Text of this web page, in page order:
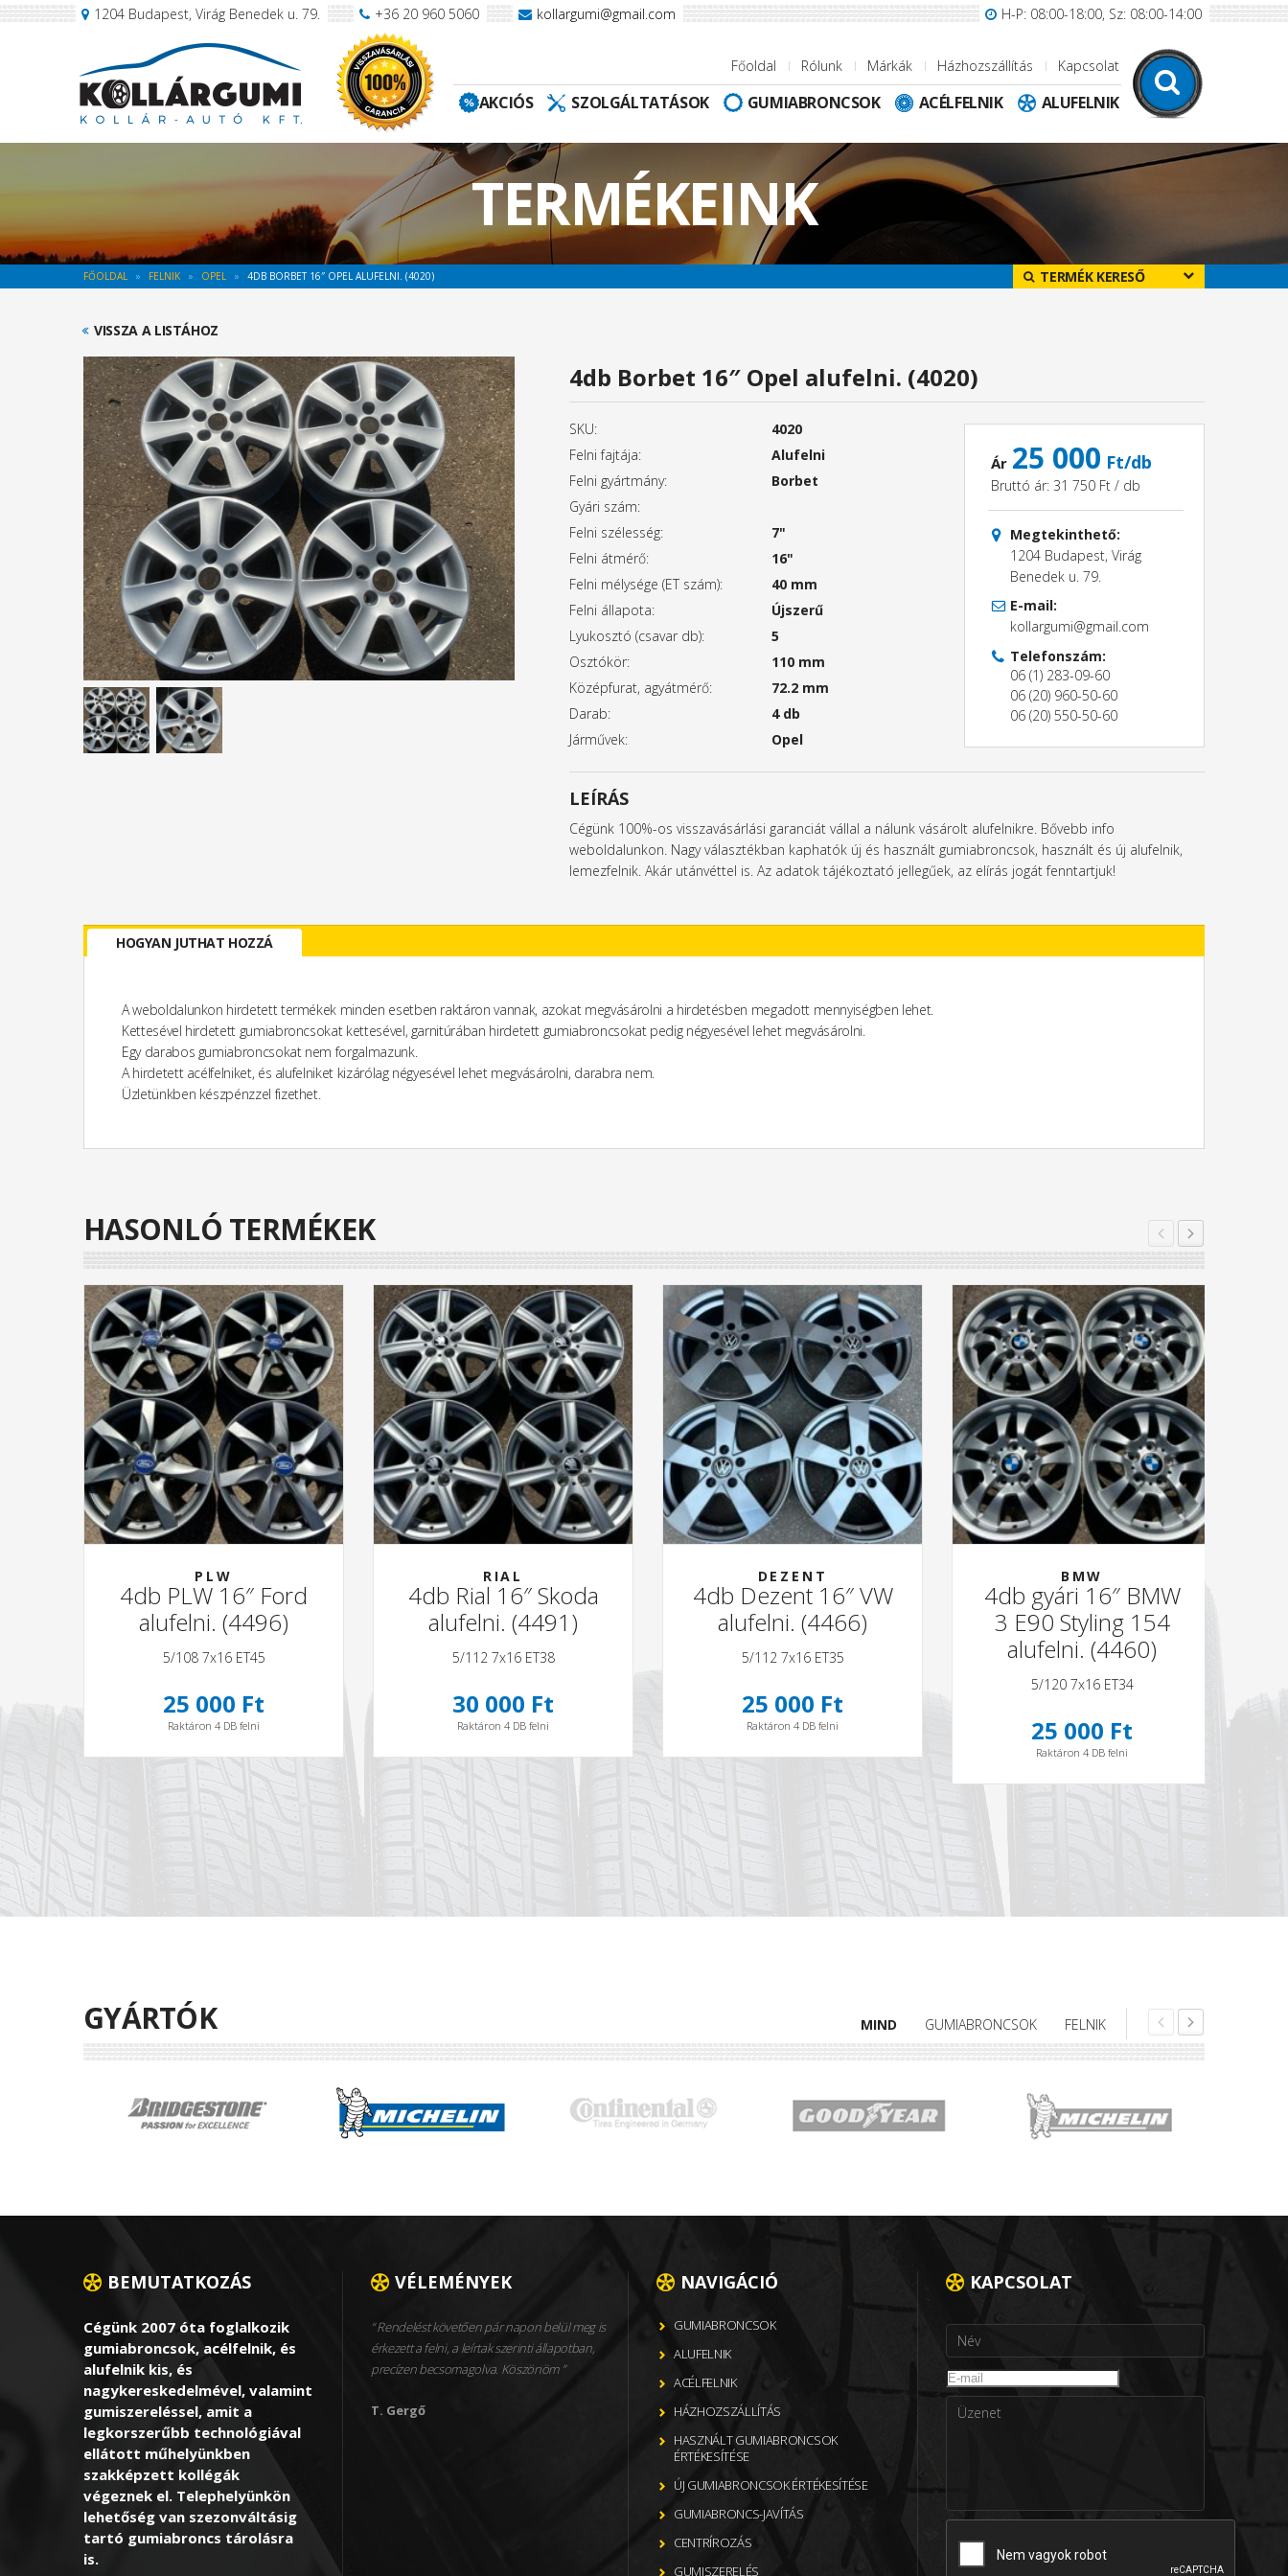
1204 Budapest, Virág Benedek u. 79. +36 20 960 5060 kollargumi@gmail.com H-P: 08:00-18:00, Sz: 08:00-14:00
Főoldal Rólunk Márkák Házhozszállítás Kapcsolat
AKCIÓS SZOLGÁLTATÁSOK GUMIABRONCSOK ACÉLFELNIK ALUFELNIK
TERMÉKEINK
FŐOLDAL FELNIK OPEL 4DB BORBET 16″ OPEL ALUFELNI. (4020) TERMÉK KERESŐ
VISSZA A LISTÁHOZ
4db Borbet 16″ Opel alufelni. (4020)
SKU:
4020
Felni fajtája:
Alufelni
Felni gyártmány:
Borbet
Gyári szám:
Felni szélesség:
7"
Felni átmérő:
16"
Felni mélysége (ET szám):
40 mm
Felni állapota:
Újszerű
Lyukosztó (csavar db):
5
Osztókör:
110 mm
Középfurat, agyátmérő:
72.2 mm
Darab:
4 db
Járművek:
Opel
Ár 25 000 Ft/db
Bruttó ár: 31 750 Ft / db
Megtekinthető:
1204 Budapest, Virág
Benedek u. 79.
E-mail:
kollargumi@gmail.com
Telefonszám:
06 (1) 283-09-60
06 (20) 960-50-60
06 (20) 550-50-60
LEÍRÁS
Cégünk 100%-os visszavásárlási garanciát vállal a nálunk vásárolt alufelnikre. Bővebb info
weboldalunkon. Nagy választékban kaphatók új és használt gumiabroncsok, használt és új alufelnik,
lemezfelnik. Akár utánvéttel is. Az adatok tájékoztató jellegűek, az elírás jogát fenntartjuk!
HOGYAN JUTHAT HOZZÁ
A weboldalunkon hirdetett termékek minden esetben raktáron vannak, azokat megvásárolni a hirdetésben megadott mennyiségben lehet.
Kettesével hirdetett gumiabroncsokat kettesével, garnitúrában hirdetett gumiabroncsokat pedig négyesével lehet megvásárolni.
Egy darabos gumiabroncsokat nem forgalmazunk.
A hirdetett acélfelniket, és alufelniket kizárólag négyesével lehet megvásárolni, darabra nem.
Üzletünkben készpénzzel fizethet.
HASONLÓ TERMÉKEK
PLW
4db PLW 16″ Ford
alufelni. (4496)
5/108 7x16 ET45
25 000 Ft
Raktáron 4 DB felni
RIAL
4db Rial 16″ Skoda
alufelni. (4491)
5/112 7x16 ET38
30 000 Ft
Raktáron 4 DB felni
DEZENT
4db Dezent 16″ VW
alufelni. (4466)
5/112 7x16 ET35
25 000 Ft
Raktáron 4 DB felni
BMW
4db gyári 16″ BMW
3 E90 Styling 154
alufelni. (4460)
5/120 7x16 ET34
25 000 Ft
Raktáron 4 DB felni
GYÁRTÓK MIND GUMIABRONCSOK FELNIK
BEMUTATKOZÁS
Cégünk 2007 óta foglalkozik
gumiabroncsok, acélfelnik, és
alufelnik kis, és
nagykereskedelmével, valamint
gumiszereléssel, amit a
legkorszerűbb technológiával
ellátott műhelyünkben
szakképzett kollégák
végeznek el. Telephelyünkön
lehetőség van szezonváltásig
tartó gumiabroncs tárolásra
is.
VÉLEMÉNYEK
Rendelést követően pár napon belül meg is
érkezett a felni, a leírtak szerinti állapotban,
precízen becsomagolva. Köszönöm
T. Gergő
NAVIGÁCIÓ
GUMIABRONCSOK
ALUFELNIK
ACÉLFELNIK
HÁZHOZSZÁLLÍTÁS
HASZNÁLT GUMIABRONCSOK
ÉRTÉKESÍTÉSE
ÚJ GUMIABRONCSOK ÉRTÉKESÍTÉSE
GUMIABRONCS-JAVÍTÁS
CENTRÍROZÁS
GUMISZERELÉS
KAPCSOLAT